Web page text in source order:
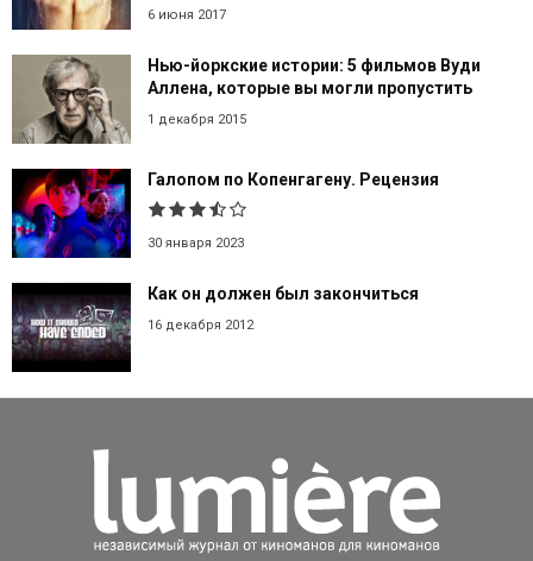
6 июня 2017
Нью-йоркские истории: 5 фильмов Вуди
Аллена, которые вы могли пропустить
1 декабря 2015
Галопом по Копенгагену. Рецензия
30 января 2023
Как он должен был закончиться
16 декабря 2012